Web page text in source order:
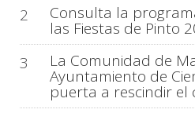
2 Consulta la
las Fiestas de Pinto
3
La Comunidad de
Ayuntamiento de
puerta a rescindir el